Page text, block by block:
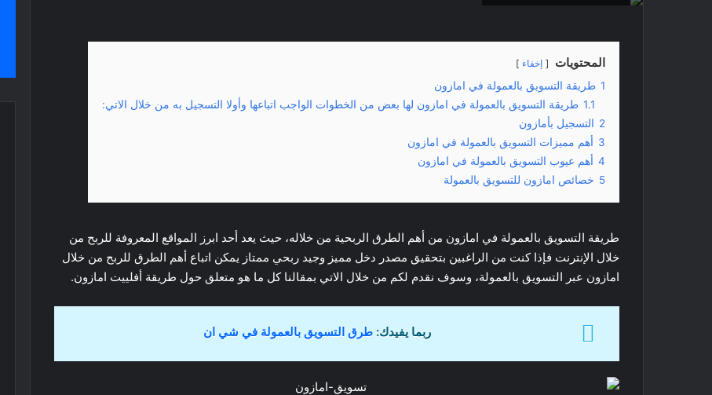
ب
و
المحتويات إخفاء
1 طريقة التسويق بالعمولة في امازون
1.1 طريقة التسويق بالعمولة في امازون لها بعض من الخطوات الواجب اتباعها وأولا التسجيل به من خلال الاتي:
2 التسجيل بأمازون
3 أهم مميزات التسويق بالعمولة في امازون
4 أهم عيوب التسويق بالعمولة في امازون
5 خصائص امازون للتسويق بالعمولة
طريقة التسويق بالعمولة في امازون من أهم الطرق الربحية من خلاله، حيث يعد أحد ابرز المواقع المعروفة للربح من
خلال الإنترنت فإذا كنت من الراغبين بتحقيق مصدر دخل مميز وجيد ربحي ممتاز يمكن اتباع أهم الطرق للربح من خلال
امازون عبر التسويق بالعمولة، وسوف نقدم لكم من خلال الاتي بمقالنا كل ما هو متعلق حول طريقة أفلييت امازون.
ربما يفيدك: طرق التسويق بالعمولة في شي ان